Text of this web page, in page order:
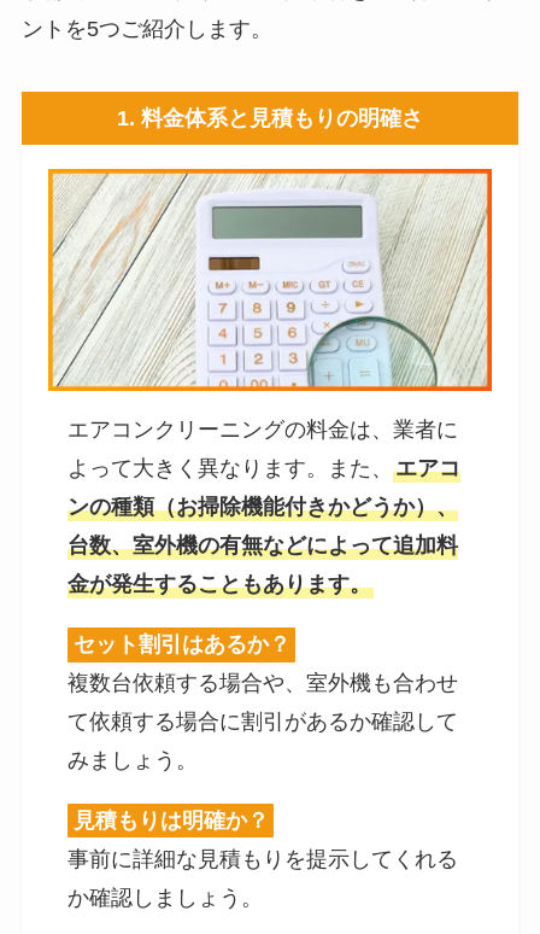
ントを5つご紹介します。
1. 料金体系と見積もりの明確さ
エアコンクリーニングの料金は、業者に
よって大きく異なります。また、エアコ
ンの種類（お掃除機能付きかどうか）、
台数、室外機の有無などによって追加料
金が発生することもあります。
セット割引はあるか？
複数台依頼する場合や、室外機も合わせ
て依頼する場合に割引があるか確認して
みましょう。
見積もりは明確か？
事前に詳細な見積もりを提示してくれる
か確認しましょう。